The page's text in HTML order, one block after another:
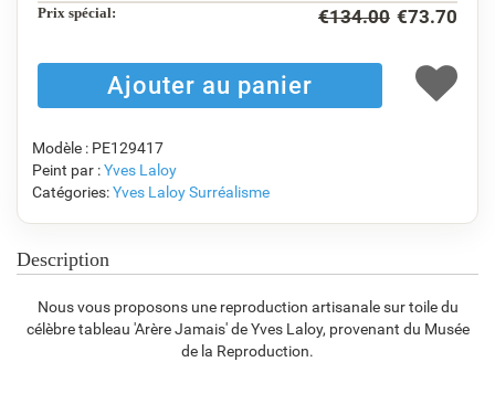
F1823-204
€89.49
F8645-298
€149.15
F6537-236
€79.13
F7034-298
€
F4613-236
€79.89
F5130-204
€115.18
Prix ​​spécial: €134.00 €73.70
Modèle : PE129417
Peint par :Yves Laloy
Catégories:Yves LaloySurréalisme
Description
Nous vous proposons une reproduction artisanale sur toile du
célèbre tableau 'Arère Jamais' de Yves Laloy, provenant du Musée
de la Reproduction.